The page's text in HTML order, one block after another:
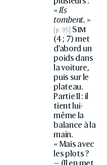
« Ils
tombent. »
Sim
(4 ; 7) met
d’abord un
poids dans
la voiture,
puis sur le
plateau.
Partie II : il
tient lui-
même la
balance à la
main.
« Mais avec
les plots ?
— (Il en met